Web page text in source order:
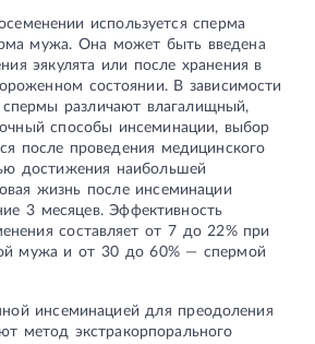
используется сперма
мужа. Она может быть введена
эякулята или после хранения в
состоянии. В зависимости
различают влагалищный,
способы инсеминации, выбор
после проведения медицинского
достижения наибольшей
жизнь после инсеминации
3 месяцев. Эффективность
составляет от 7 до 22% при
мужа и от 30 до 60% — спермой
инсеминацией для преодоления
метод экстракорпорального